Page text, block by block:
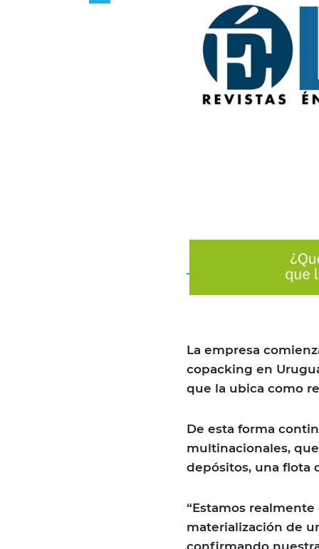
La empresa
copacking en
que la ubica como
De esta forma
multinacionales,
depósitos, una flota
“Estamos
materialización de